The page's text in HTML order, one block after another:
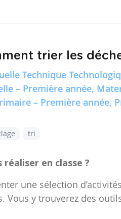
trier les
Technique
– Première année,
– Première année,
tri
en classe ?
une sélection
Vous y trouverez des